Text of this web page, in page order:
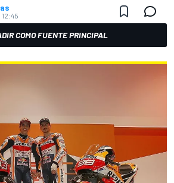
12:45
COMO FUENTE PRINCIPAL